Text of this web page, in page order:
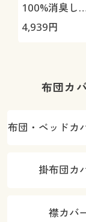
100%消臭し
じら)
4,939円
布団カ
布団・ベッドカ
掛布団カ
襟カバ